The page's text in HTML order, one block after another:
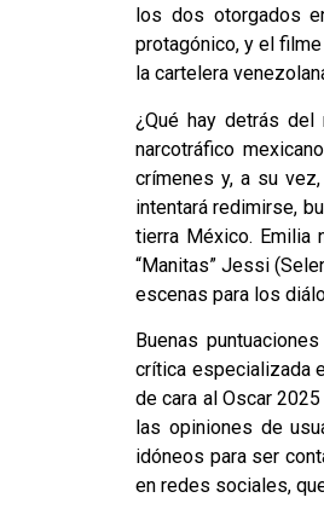
los dos otorgados
protagónico, y el
la cartelera
¿Qué hay detrás del
narcotráfico
crímenes y, a su
intentará redimirse,
tierra México. Emilia
“Manitas” Jessi
escenas para los
Buenas
crítica especializada
de cara al Oscar
las opiniones de
idóneos para ser
en redes sociales,